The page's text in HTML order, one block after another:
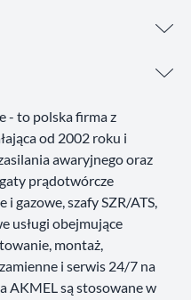
- to polska firma z
od 2002 roku i
awaryjnego oraz
prądotwórcze
gazowe, szafy SZR/ATS,
usługi obejmujące
montaż,
i serwis 24/7 na
AKMEL są stosowane w